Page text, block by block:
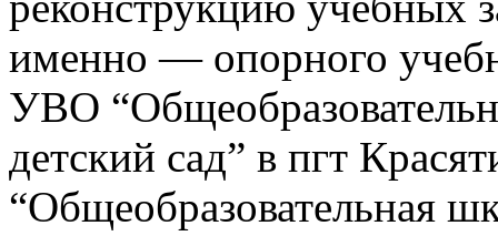
именно — опорного
УВО
детский сад” в пгт
“Общеобразовательная